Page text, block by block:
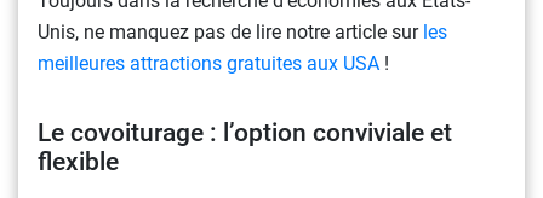
Unis, ne manquez pas de lire notre article sur les
meilleures attractions gratuites aux USA !
Le covoiturage : l’option conviviale et
flexible